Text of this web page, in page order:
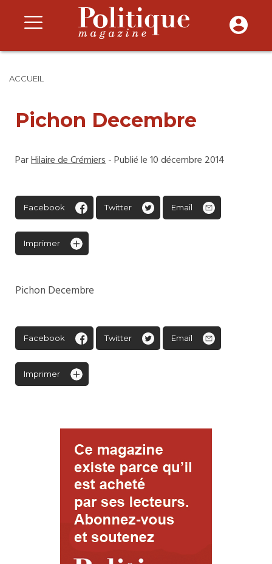
ACCUEIL
Pichon Decembre
ParHilaire de Crémiers- Publié le 10 décembre 2014
Facebook Twitter Email
Imprimer
Pichon Decembre
Facebook Twitter Email
Imprimer